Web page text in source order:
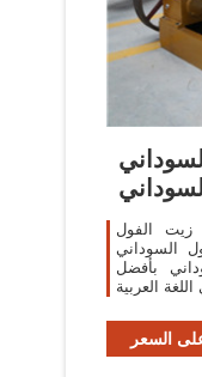
في
الفول
السوداني
بأفضل
العربية
السعر